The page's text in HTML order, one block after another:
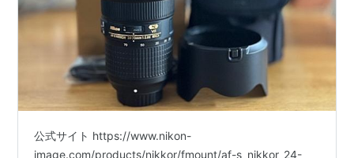
公式サイト https://www.nikon-
image.com/products/nikkor/fmount/af-s_nikkor_24-